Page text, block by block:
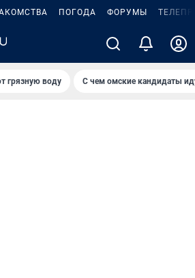
ПОГОДА ФОРУМЫ
грязную воду С чем омские кандидаты